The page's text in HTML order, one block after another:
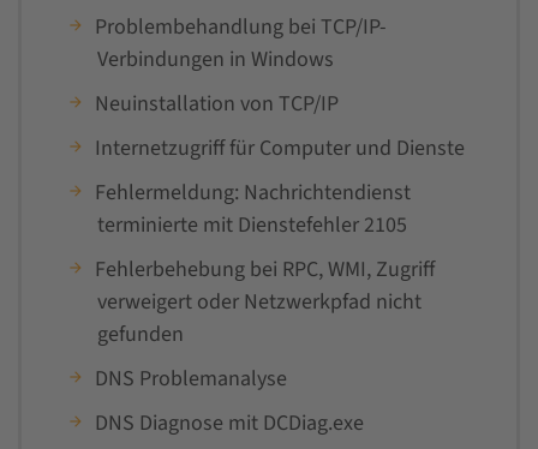
Problembehandlung bei TCP/IP-
Verbindungen in Windows
Neuinstallation von TCP/IP
Internetzugriff für Computer und Dienste
Fehlermeldung: Nachrichtendienst
terminierte mit Dienstefehler 2105
Fehlerbehebung bei RPC, WMI, Zugriff
verweigert oder Netzwerkpfad nicht
gefunden
DNS Problemanalyse
DNS Diagnose mit DCDiag.exe